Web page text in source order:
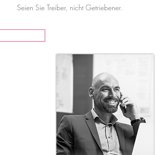
Seien Sie Treiber, nicht Getriebener.